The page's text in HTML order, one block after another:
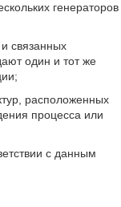
генераторов
связанных
один и тот же
расположенных
процесса или
с данным